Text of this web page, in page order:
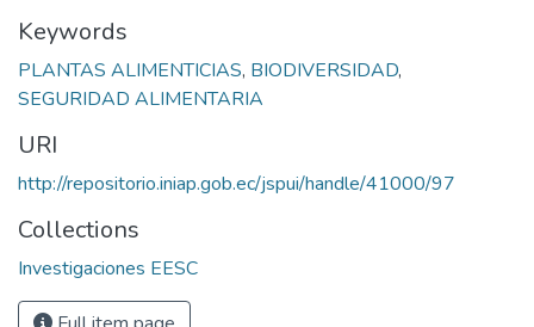
Keywords
PLANTAS ALIMENTICIAS, BIODIVERSIDAD,
SEGURIDAD ALIMENTARIA
URI
http://repositorio.iniap.gob.ec/jspui/handle/41000/97
Collections
Investigaciones EESC